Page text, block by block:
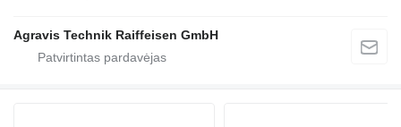
Agravis Technik Raiffeisen GmbH